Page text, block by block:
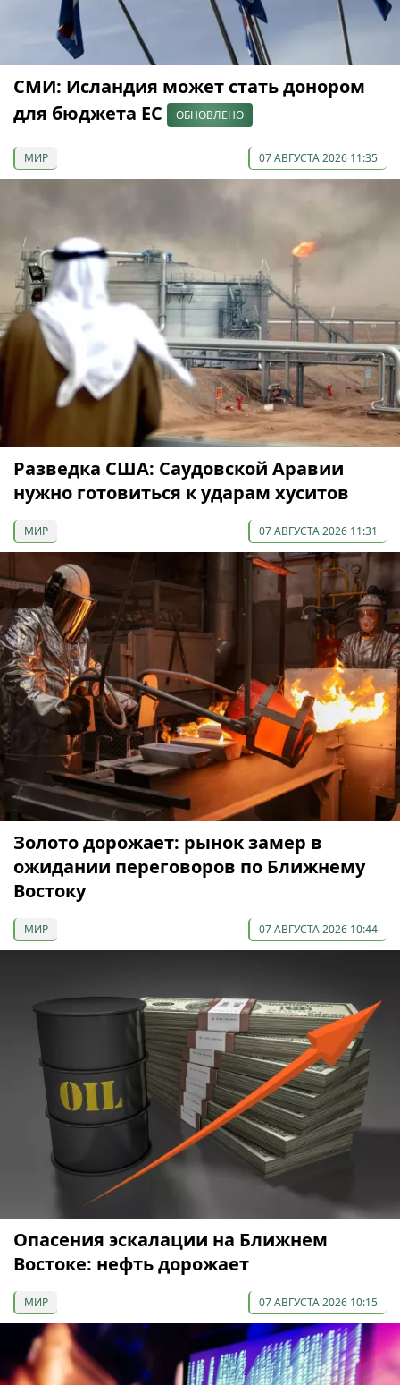
СМИ: Исландия может стать донором
для бюджета ЕС
ОБНОВЛЕНО
МИР 07 АВГУСТА 2026 11:35
Разведка США: Саудовской Аравии
нужно готовиться к ударам хуситов
МИР 07 АВГУСТА 2026 11:31
Золото дорожает: рынок замер в
ожидании переговоров по Ближнему
Востоку
МИР 07 АВГУСТА 2026 10:44
Опасения эскалации на Ближнем
Востоке: нефть дорожает
МИР 07 АВГУСТА 2026 10:15